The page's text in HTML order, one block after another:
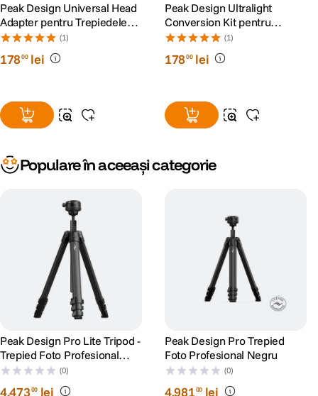
Peak Design Universal Head
Adapter pentru Trepiedele
Travel
(1)
17800 lei
Peak Design Ultralight
Conversion Kit pentru
Trepiedele Travel
(1)
17800 lei
Populare în aceeași categorie
Peak Design Pro Lite Tripod -
Trepied Foto Profesional
Negru
(0)
4.47300 lei
Peak Design Pro Trepied
Foto Profesional Negru
(0)
4.98100 lei